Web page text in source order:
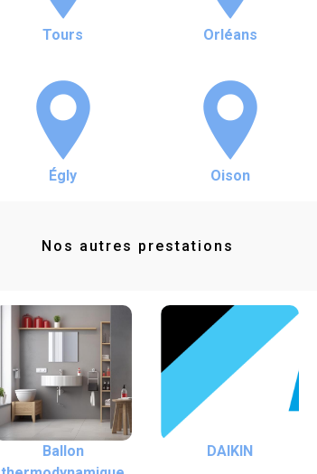
Tours Orléans
Égly Oison
Nos autres prestations
Ballon
DAIKIN